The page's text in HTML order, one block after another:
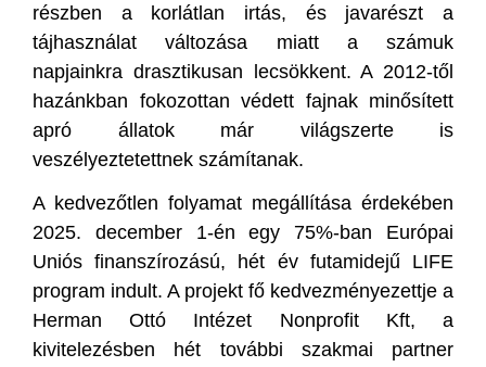
részben a korlátlan irtás, és javarészt a
tájhasználat változása miatt a számuk
napjainkra drasztikusan lecsökkent. A 2012-től
hazánkban fokozottan védett fajnak minősített
apró állatok már világszerte is
veszélyeztetettnek számítanak.
A kedvezőtlen folyamat megállítása érdekében
2025. december 1-én egy 75%-ban Európai
Uniós finanszírozású, hét év futamidejű LIFE
program indult. A projekt fő kedvezményezettje a
Herman Ottó Intézet Nonprofit Kft, a
kivitelezésben hét további szakmai partner